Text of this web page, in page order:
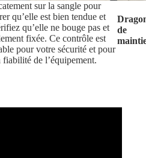
sur la sangle pour
qu’elle est bien tendue et
qu’elle ne bouge pas et
fixée. Ce contrôle est
pour votre sécurité et pour
fiabilité de l’équipement.
de